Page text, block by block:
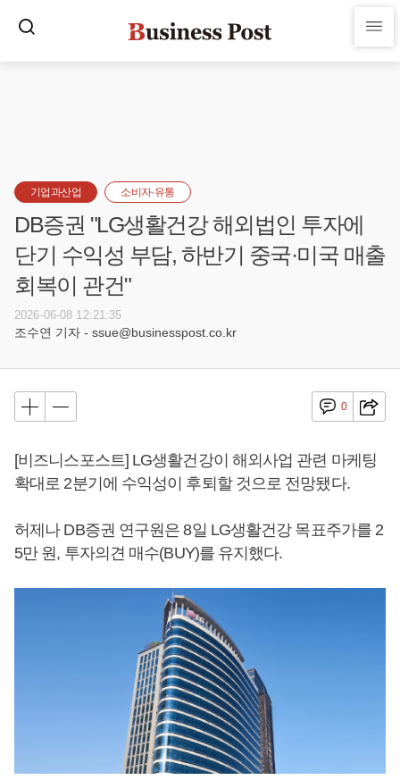
기업과산업 소비자·유통
DB증권 "LG생활건강 해외법인 투자에
단기 수익성 부담, 하반기 중국·미국 매출
회복이 관건"
2026-06-08 12:21:35
조수연 기자 - ssue@businesspost.co.kr
0
[비즈니스포스트] LG생활건강이 해외사업 관련 마케팅
확대로 2분기에 수익성이 후퇴할 것으로 전망됐다.
허제나 DB증권 연구원은 8일 LG생활건강 목표주가를 2
5만 원, 투자의견 매수(BUY)를 유지했다.